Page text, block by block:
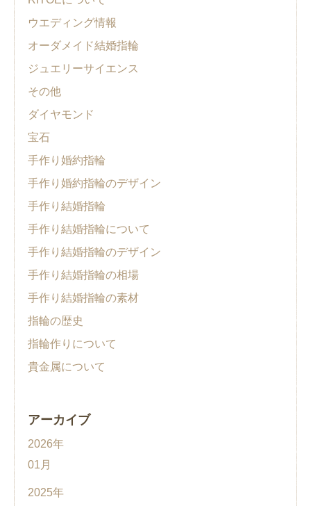
ウエディング情報
オーダメイド結婚指輪
ジュエリーサイエンス
その他
ダイヤモンド
宝石
手作り婚約指輪
手作り婚約指輪のデザイン
手作り結婚指輪
手作り結婚指輪について
手作り結婚指輪のデザイン
手作り結婚指輪の相場
手作り結婚指輪の素材
指輪の歴史
指輪作りについて
貴金属について
アーカイブ
2026年
01月
2025年